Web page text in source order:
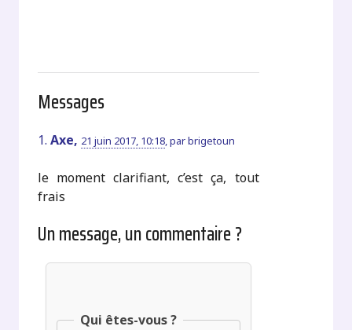
Messages
1. Axe, 21 juin 2017, 10:18,parbrigetoun
le moment clarifiant, c’est ça, tout
frais
Un message, un commentaire ?
Qui êtes-vous ?